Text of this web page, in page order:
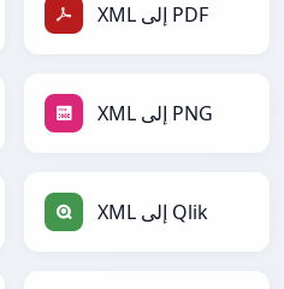
XML إلى PDF
XML إلى PNG
XML إلى Qlik